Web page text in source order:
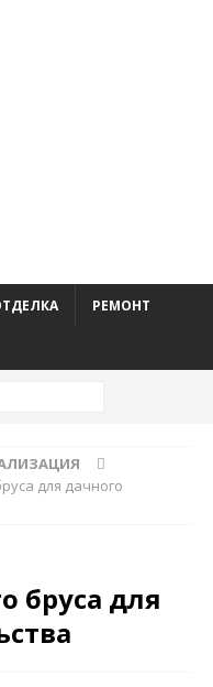
РЕМОНТ
для дачного
бруса для